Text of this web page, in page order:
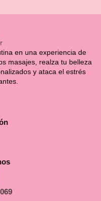
en una experiencia de
masajes, realza tu belleza
y ataca el estrés